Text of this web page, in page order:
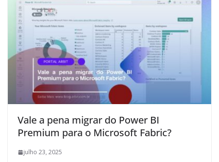
Vale a pena migrar do Power BI
Premium para o Microsoft Fabric?
julho 23, 2025